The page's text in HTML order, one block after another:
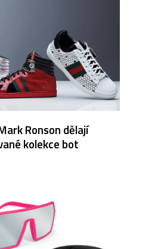
Ronson dělají
kolekce bot